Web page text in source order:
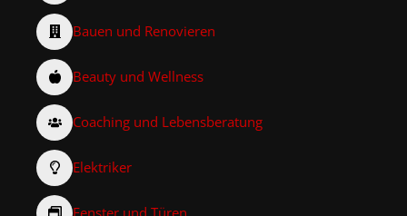
Bauen und Renovieren
Beauty und Wellness
Coaching und Lebensberatung
Elektriker